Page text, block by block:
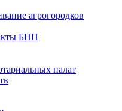
агрогородков
БНП
палат